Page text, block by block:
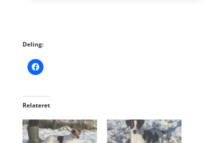
Deling:
Relateret